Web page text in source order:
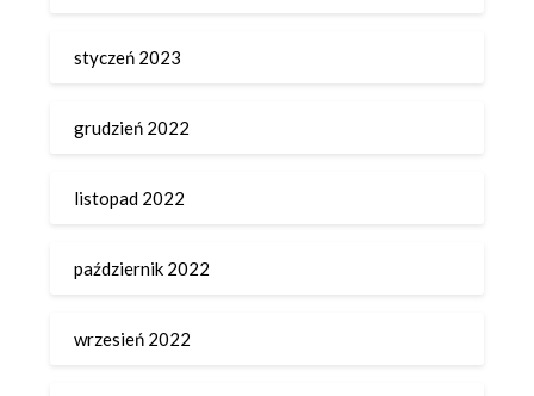
styczeń 2023
grudzień 2022
listopad 2022
październik 2022
wrzesień 2022